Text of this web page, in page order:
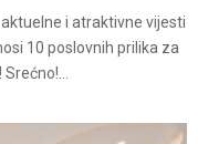
i atraktivne vijesti
10 poslovnih prilika za